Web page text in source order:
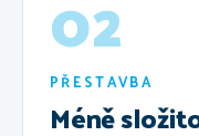
PŘESTAVBA
Méně